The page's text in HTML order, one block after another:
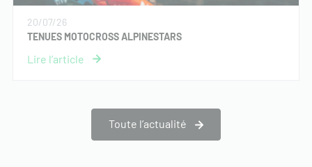
20/07/26
TENUES MOTOCROSS ALPINESTARS
Toute l’actualité